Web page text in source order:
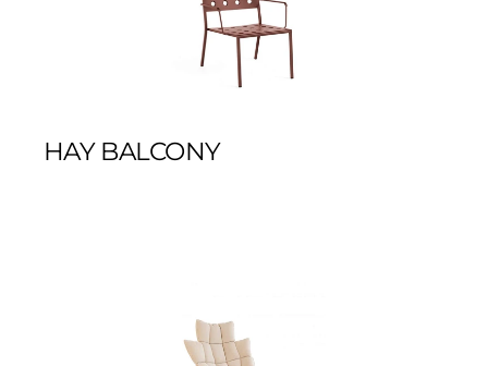
HAY BALCONY